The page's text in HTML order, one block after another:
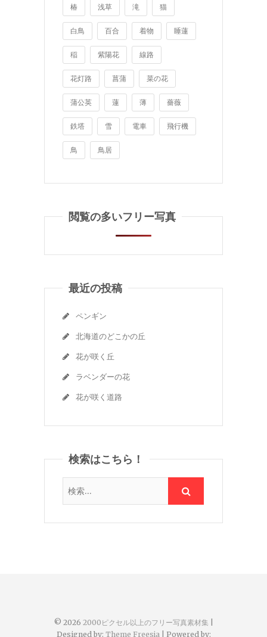
椿 浅草 滝 猫
白鳥 百合 着物 睡蓮
稲 紫陽花 線路
花灯路 菖蒲 菜の花
蒲公英 蓮 薄 薔薇
鉄塔 雪 電車 飛行機
鳥 鳥居
閲覧の多いフリー写真
最近の投稿
ペンギン
北海道のどこかの丘
花が咲く丘
ラベンダーの花
花が咲く道路
検索はこちら！
© 2026 2000ピクセル以上のフリー写真素材集
Designed by: Theme Freesia| Powered by: